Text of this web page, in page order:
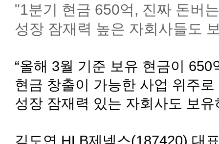
"1분기 현금 650억, 진짜 돈버
성장 잠재력 높은 자회사들도
“올해 3월 기준 보유 현금이
현금 창출이 가능한 사업 위주
성장 잠재력 있는 자회사도 보유
김도연 HLB제넥스(187420) 대